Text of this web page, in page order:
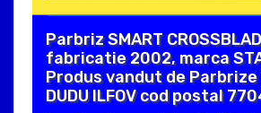
Parbriz SMART
fabricatie 2002, marca
Produs vandut de Parbrize
DUDU ILFOV cod postal